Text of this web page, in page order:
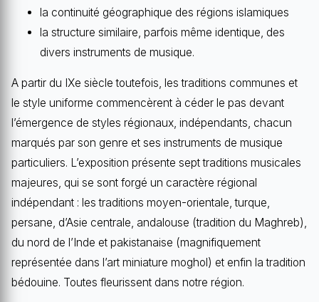
la continuité géographique des régions islamiques
la structure similaire, parfois même identique, des
divers instruments de musique.
A partir du IXe siècle toutefois, les traditions communes et
le style uniforme commencèrent à céder le pas devant
l’émergence de styles régionaux, indépendants, chacun
marqués par son genre et ses instruments de musique
particuliers. L’exposition présente sept traditions musicales
majeures, qui se sont forgé un caractère régional
indépendant : les traditions moyen-orientale, turque,
persane, d’Asie centrale, andalouse (tradition du Maghreb),
du nord de l’Inde et pakistanaise (magnifiquement
représentée dans l’art miniature moghol) et enfin la tradition
bédouine. Toutes fleurissent dans notre région.